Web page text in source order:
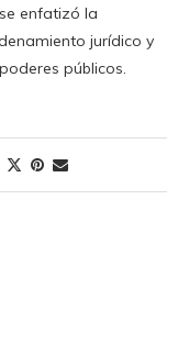
enfatizó la
jurídico y
públicos.